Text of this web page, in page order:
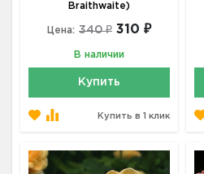
Braithwaite)
Цена: 340 ₽ 310 ₽
В наличии
Купить
Купить в 1 клик